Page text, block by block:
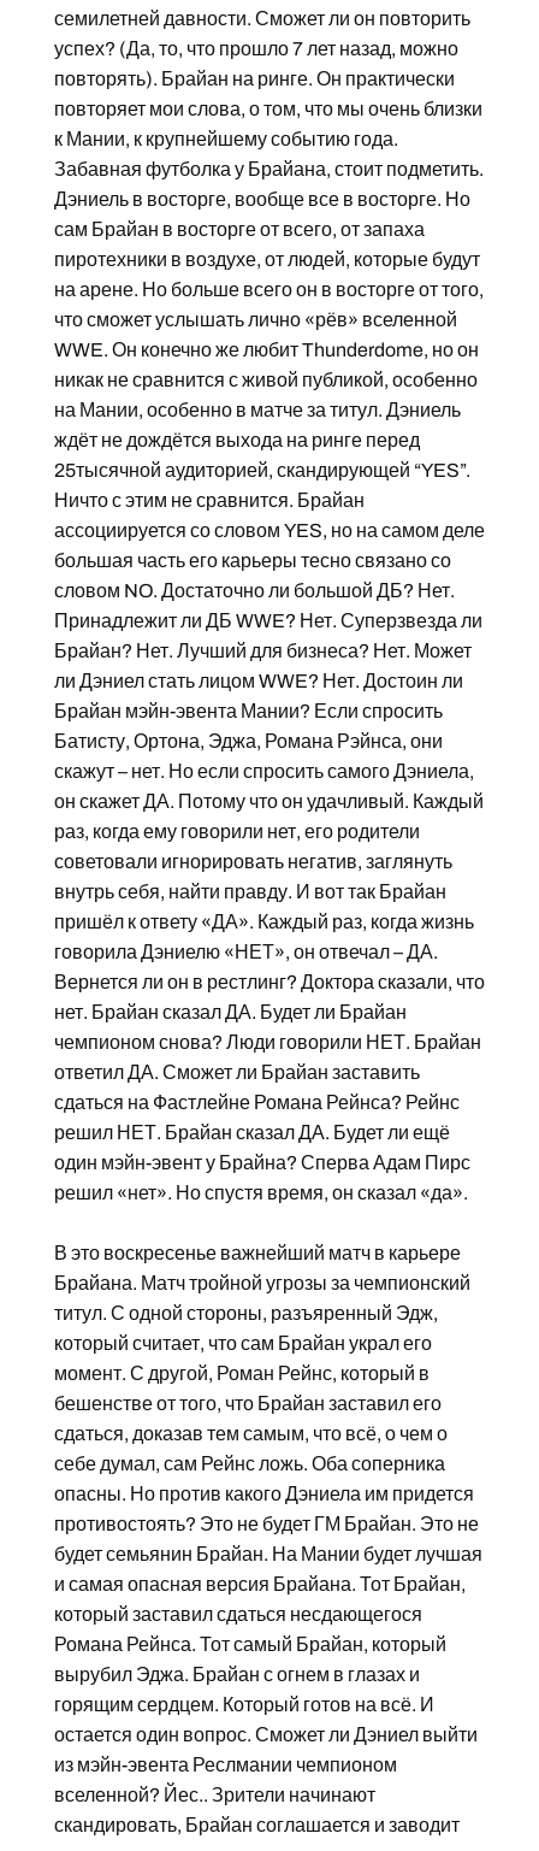
семилетней давности. Сможет ли он повторить
успех? (Да, то, что прошло 7 лет назад, можно
повторять). Брайан на ринге. Он практически
повторяет мои слова, о том, что мы очень близки
к Мании, к крупнейшему событию года.
Забавная футболка у Брайана, стоит подметить.
Дэниель в восторге, вообще все в восторге. Но
сам Брайан в восторге от всего, от запаха
пиротехники в воздухе, от людей, которые будут
на арене. Но больше всего он в восторге от того,
что сможет услышать лично «рёв» вселенной
WWE. Он конечно же любит Thunderdome, но он
никак не сравнится с живой публикой, особенно
на Мании, особенно в матче за титул. Дэниель
ждёт не дождётся выхода на ринге перед
25тысячной аудиторией, скандирующей “YES”.
Ничто с этим не сравнится. Брайан
ассоциируется со словом YES, но на самом деле
большая часть его карьеры тесно связано со
словом NO. Достаточно ли большой ДБ? Нет.
Принадлежит ли ДБ WWE? Нет. Суперзвезда ли
Брайан? Нет. Лучший для бизнеса? Нет. Может
ли Дэниел стать лицом WWE? Нет. Достоин ли
Брайан мэйн-эвента Мании? Если спросить
Батисту, Ортона, Эджа, Романа Рэйнса, они
скажут – нет. Но если спросить самого Дэниела,
он скажет ДА. Потому что он удачливый. Каждый
раз, когда ему говорили нет, его родители
советовали игнорировать негатив, заглянуть
внутрь себя, найти правду. И вот так Брайан
пришёл к ответу «ДА». Каждый раз, когда жизнь
говорила Дэниелю «НЕТ», он отвечал – ДА.
Вернется ли он в рестлинг? Доктора сказали, что
нет. Брайан сказал ДА. Будет ли Брайан
чемпионом снова? Люди говорили НЕТ. Брайан
ответил ДА. Сможет ли Брайан заставить
сдаться на Фастлейне Романа Рейнса? Рейнс
решил НЕТ. Брайан сказал ДА. Будет ли ещё
один мэйн-эвент у Брайна? Сперва Адам Пирс
решил «нет». Но спустя время, он сказал «да».
В это воскресенье важнейший матч в карьере
Брайана. Матч тройной угрозы за чемпионский
титул. С одной стороны, разъяренный Эдж,
который считает, что сам Брайан украл его
момент. С другой, Роман Рейнс, который в
бешенстве от того, что Брайан заставил его
сдаться, доказав тем самым, что всё, о чем о
себе думал, сам Рейнс ложь. Оба соперника
опасны. Но против какого Дэниела им придется
противостоять? Это не будет ГМ Брайан. Это не
будет семьянин Брайан. На Мании будет лучшая
и самая опасная версия Брайана. Тот Брайан,
который заставил сдаться несдающегося
Романа Рейнса. Тот самый Брайан, который
вырубил Эджа. Брайан с огнем в глазах и
горящим сердцем. Который готов на всё. И
остается один вопрос. Сможет ли Дэниел выйти
из мэйн-эвента Реслмании чемпионом
вселенной? Йес.. Зрители начинают
скандировать, Брайан соглашается и заводит